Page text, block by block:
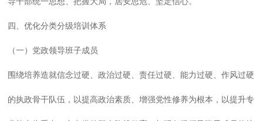
四、优化分类分级培训体系
（一）党政领导班子成员
围绕培养造就信念过硬、政治过硬、责任过硬、能力过硬、作风过硬
的执政骨干队伍，以提高政治素质、增强党性修养为根本，以提升专